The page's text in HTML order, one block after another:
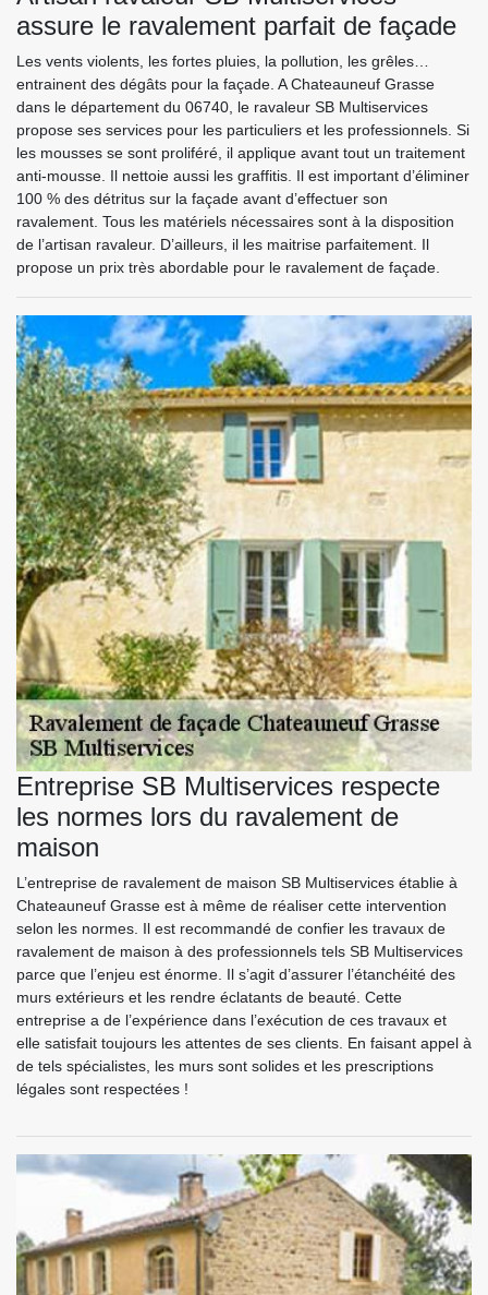
assure le ravalement parfait de façade
Les vents violents, les fortes pluies, la pollution, les grêles…
entrainent des dégâts pour la façade. A Chateauneuf Grasse
dans le département du 06740, le ravaleur SB Multiservices
propose ses services pour les particuliers et les professionnels. Si
les mousses se sont proliféré, il applique avant tout un traitement
anti-mousse. Il nettoie aussi les graffitis. Il est important d’éliminer
100 % des détritus sur la façade avant d’effectuer son
ravalement. Tous les matériels nécessaires sont à la disposition
de l’artisan ravaleur. D’ailleurs, il les maitrise parfaitement. Il
propose un prix très abordable pour le ravalement de façade.
Entreprise SB Multiservices respecte
les normes lors du ravalement de
maison
L’entreprise de ravalement de maison SB Multiservices établie à
Chateauneuf Grasse est à même de réaliser cette intervention
selon les normes. Il est recommandé de confier les travaux de
ravalement de maison à des professionnels tels SB Multiservices
parce que l’enjeu est énorme. Il s’agit d’assurer l’étanchéité des
murs extérieurs et les rendre éclatants de beauté. Cette
entreprise a de l’expérience dans l’exécution de ces travaux et
elle satisfait toujours les attentes de ses clients. En faisant appel à
de tels spécialistes, les murs sont solides et les prescriptions
légales sont respectées !